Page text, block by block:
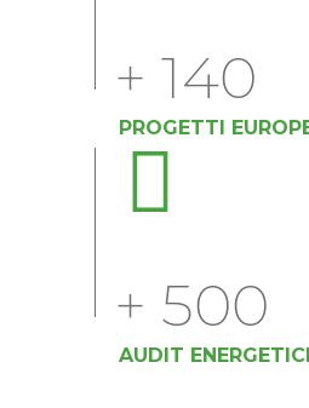
+ 140
PROGETTI
+ 500
AUDIT ENERGETICI